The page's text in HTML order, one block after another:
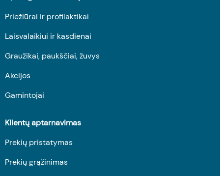
Priežiūrai ir profilaktikai
Laisvalaikiui ir kasdienai
Graužikai, paukščiai, žuvys
Akcijos
Gamintojai
Klientų aptarnavimas
Prekių pristatymas
Prekių grąžinimas